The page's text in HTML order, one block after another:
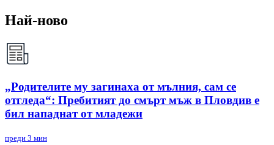
Най-ново
„Родителите му загинаха от мълния, сам се
отгледа“: Пребитият до смърт мъж в Пловдив е
бил нападнат от младежи
преди 3 мин